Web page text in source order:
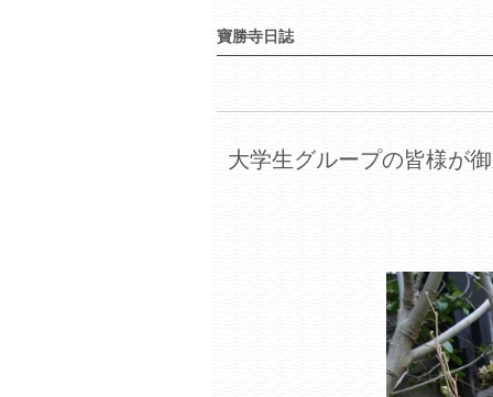
寶勝寺日誌
大学生グループの皆様が